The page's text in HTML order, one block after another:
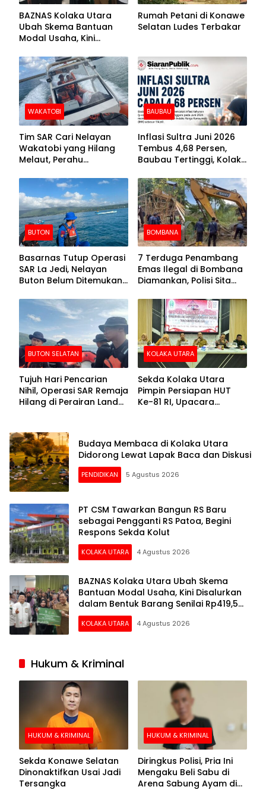
BAZNAS Kolaka Utara
Ubah Skema Bantuan
Modal Usaha, Kini
Barang Senilai Rp419,5
Juta
Rumah Petani di Konawe
Selatan Ludes Terbakar
WAKATOBI
Tim SAR Cari Nelayan
Wakatobi yang Hilang
Melaut, Perahu
Kemasukan Air
BAUBAU
Inflasi Sultra Juni 2026
Tembus 4,68 Persen,
Baubau Tertinggi, Kolaka
BUTON
Basarnas Tutup Operasi
SAR La Jedi, Nelayan
Buton Belum Ditemukan
BOMBANA
7 Terduga Penambang
Emas Ilegal di Bombana
Diamankan, Polisi Sita
Crusher
BUTON SELATAN
Tujuh Hari Pencarian
Nihil, Operasi SAR Remaja
Hilang di Perairan Lande
KOLAKA UTARA
Sekda Kolaka Utara
Pimpin Persiapan HUT
Ke-81 RI, Upacara
Budaya Membaca di Kolaka Utara
Didorong Lewat Lapak Baca dan Diskusi
PENDIDIKAN 5 Agustus 2026
PT CSM Tawarkan Bangun RS Baru
sebagai Pengganti RS Patoa, Begini
Respons Sekda Kolut
KOLAKA UTARA 4 Agustus 2026
BAZNAS Kolaka Utara Ubah Skema
Bantuan Modal Usaha, Kini Disalurkan
dalam Bentuk Barang Senilai Rp419,5
Juta
KOLAKA UTARA 4 Agustus 2026
Hukum & Kriminal
HUKUM & KRIMINAL
Sekda Konawe Selatan
Dinonaktifkan Usai Jadi
Tersangka
HUKUM & KRIMINAL
Diringkus Polisi, Pria Ini
Mengaku Beli Sabu di
Arena Sabung Ayam di